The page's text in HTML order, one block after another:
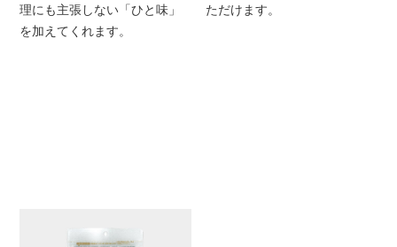
理にも主張しない「ひと味」
を加えてくれます。
ただけます。